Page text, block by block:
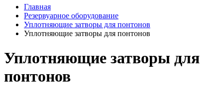
Главная
Резервуарное оборудование
Уплотняющие затворы для понтонов
Уплотняющие затворы для понтонов
Уплотняющие затворы для
понтонов